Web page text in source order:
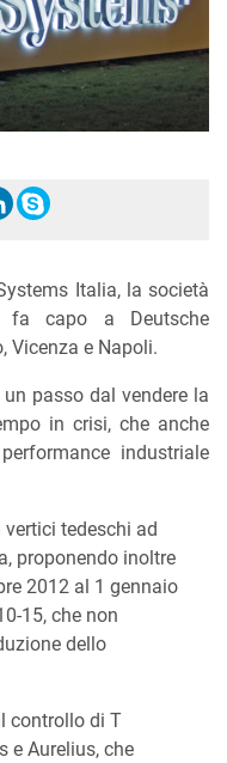
LinkedIn
Skype
Italia, la società
fa capo a Deutsche
Vicenza e Napoli.
passo dal vendere la
in crisi, che anche
industriale
tedeschi ad
proponendo inoltre
2012 al 1 gennaio
15, che non
dello
controllo di T
e Aurelius, che